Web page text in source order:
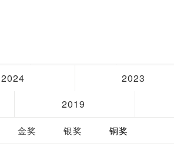
2024 2023
2019
金奖 银奖 铜奖